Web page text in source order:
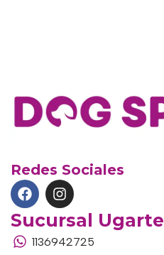
Redes Sociales
Sucursal Ugarte
1136942725